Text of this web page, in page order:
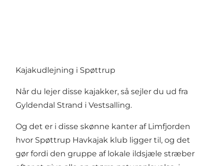
Kajakudlejning i Spøttrup
Når du lejer disse kajakker, så sejler du ud fra
Gyldendal Strand i Vestsalling.
Og det er i disse skønne kanter af Limfjorden
hvor Spøttrup Havkajak klub ligger til, og det
gør fordi den gruppe af lokale ildsjæle stræber